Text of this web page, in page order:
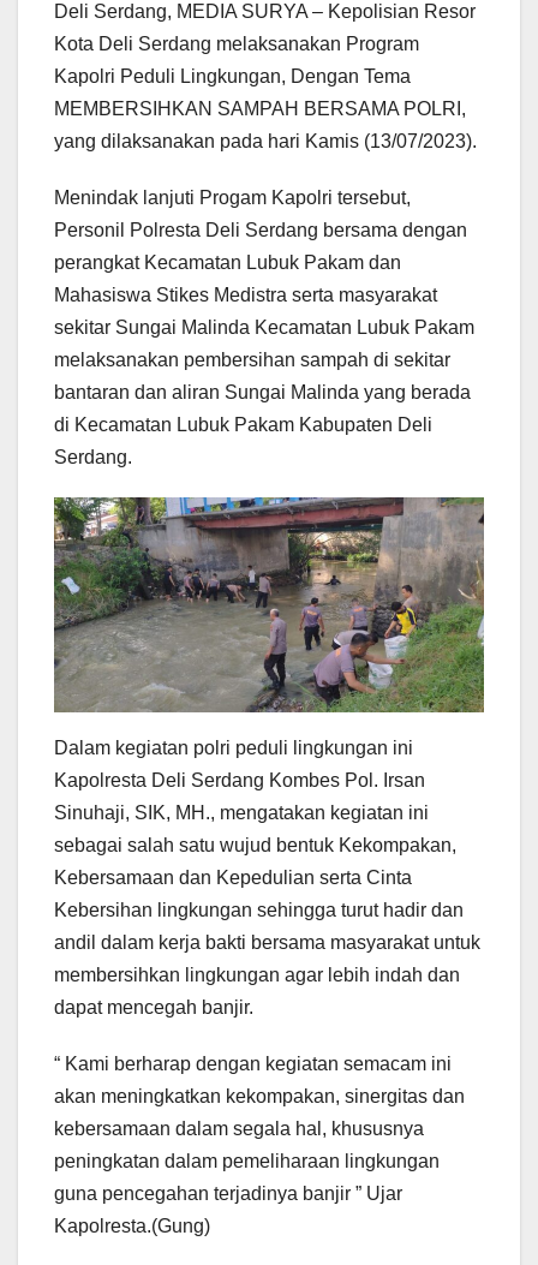
Deli Serdang, MEDIA SURYA – Kepolisian Resor
Kota Deli Serdang melaksanakan Program
Kapolri Peduli Lingkungan, Dengan Tema
MEMBERSIHKAN SAMPAH BERSAMA POLRI,
yang dilaksanakan pada hari Kamis (13/07/2023).
Menindak lanjuti Progam Kapolri tersebut,
Personil Polresta Deli Serdang bersama dengan
perangkat Kecamatan Lubuk Pakam dan
Mahasiswa Stikes Medistra serta masyarakat
sekitar Sungai Malinda Kecamatan Lubuk Pakam
melaksanakan pembersihan sampah di sekitar
bantaran dan aliran Sungai Malinda yang berada
di Kecamatan Lubuk Pakam Kabupaten Deli
Serdang.
Dalam kegiatan polri peduli lingkungan ini
Kapolresta Deli Serdang Kombes Pol. Irsan
Sinuhaji, SIK, MH., mengatakan kegiatan ini
sebagai salah satu wujud bentuk Kekompakan,
Kebersamaan dan Kepedulian serta Cinta
Kebersihan lingkungan sehingga turut hadir dan
andil dalam kerja bakti bersama masyarakat untuk
membersihkan lingkungan agar lebih indah dan
dapat mencegah banjir.
“ Kami berharap dengan kegiatan semacam ini
akan meningkatkan kekompakan, sinergitas dan
kebersamaan dalam segala hal, khususnya
peningkatan dalam pemeliharaan lingkungan
guna pencegahan terjadinya banjir ” Ujar
Kapolresta.(Gung)